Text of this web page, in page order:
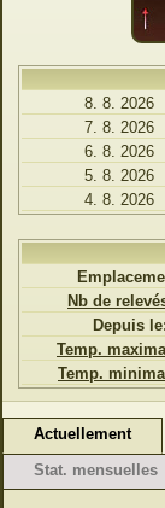
Nb de
Depuis le:
Temp.
Temp.
8. 8. 2026
7. 8. 2026
6. 8. 2026
5. 8. 2026
4. 8. 2026
Actuellement
Stat. mensuelles